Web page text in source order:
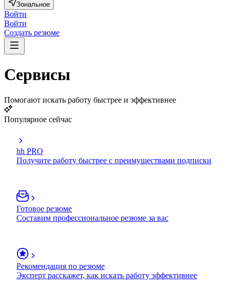
Зональное
Войти
Войти
Создать резюме
Сервисы
Помогают искать работу быстрее и эффективнее
Популярное сейчас
hh PRO
Получите работу быстрее с преимуществами подписки
Готовое резюме
Составим профессиональное резюме за вас
Рекомендация по резюме
Эксперт расскажет, как искать работу эффективнее